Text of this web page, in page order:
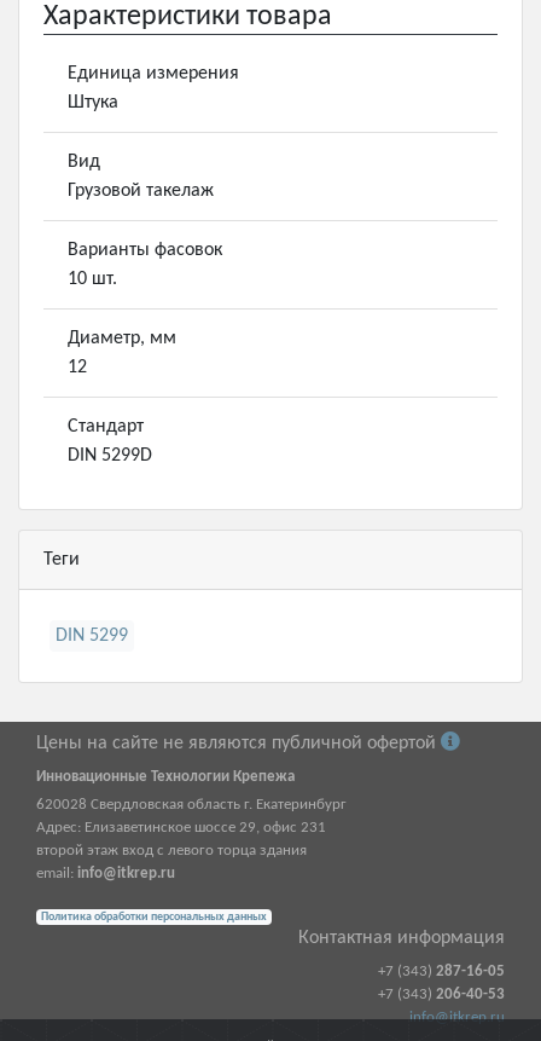
Характеристики товара
Единица измерения
Штука
Вид
Грузовой такелаж
Варианты фасовок
10 шт.
Диаметр, мм
12
Стандарт
DIN 5299D
Теги
DIN 5299
Цены на сайте не являются публичной офертой
Инновационные Технологии Крепежа
620028 Свердловская область г. Екатеринбург
Адрес: Елизаветинское шоссе 29, офис 231
второй этаж вход с левого торца здания
email: info@itkrep.ru
Политика обработки персональных данных
Контактная информация
+7 (343) 287-16-05
+7 (343) 206-40-53
info@itkrep.ru